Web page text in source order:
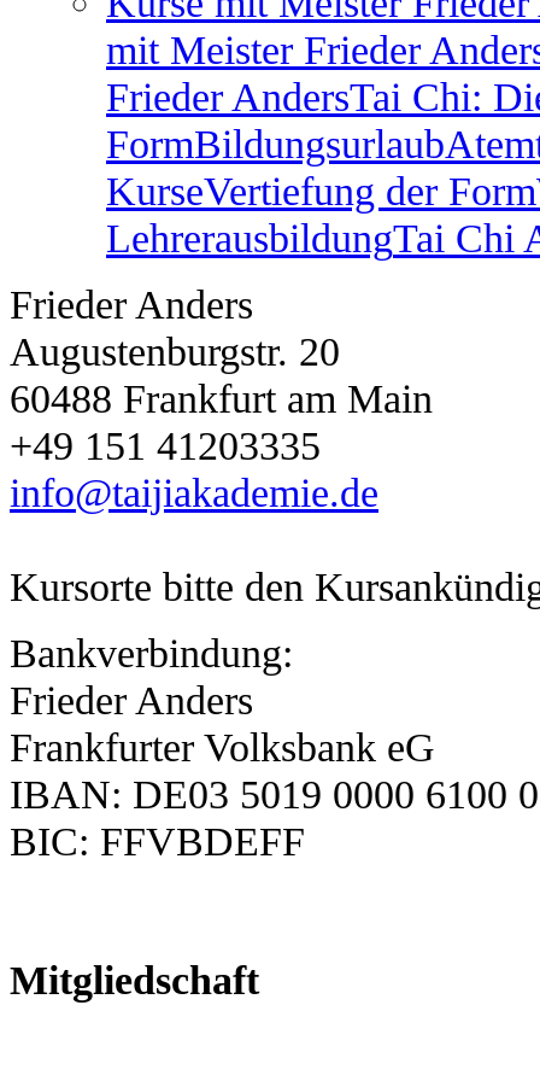
mit Meister Frieder
Frieder AndersTai Chi:
FormBildungsurlaub
KurseVertiefung der Form
LehrerausbildungTai Chi
Frieder Anders
Augustenburgstr. 20
60488 Frankfurt am Main
+49 151 41203335
info@taijiakademie.de
Kursorte bitte den
Bankverbindung:
Frieder Anders
Frankfurter Volksbank eG
IBAN: DE03 5019 0000 6100
BIC: FFVBDEFF
Mitgliedschaft